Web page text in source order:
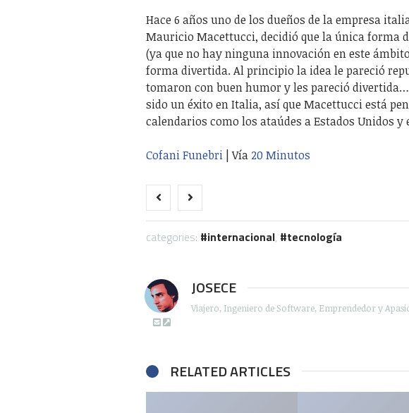
Hace 6 años uno de los dueños de la empresa
Mauricio Macettucci, decidió que la única forma
(ya que no hay ninguna innovación en este
forma divertida. Al principio la idea le pareció
tomaron con buen humor y les pareció
sido un éxito en Italia, así que Macettucci está
calendarios como los ataúdes a Estados Unidos y
Cofani Funebri | Vía 20 Minutos
categories: internacional, tecnología
JOSECE
Viajero, Ingeniero de Software, Emprendedor y
RELATED ARTICLES